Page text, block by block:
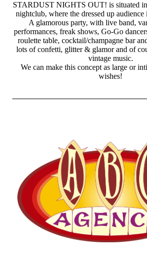
STARDUST NIGHTS OUT! is situated in
nightclub, where the dressed up
A glamorous party, with live band,
performances, freak shows, Go-Go
roulette table, cocktail/champagne bar
lots of confetti, glitter & glamor and of
vintage music.
We can make this concept as large or
wishes!